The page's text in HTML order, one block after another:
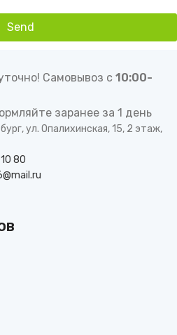
Send
Самовывоз с 10:00-
заранее за 1 день
ул. Опалихинская, 15, 2 этаж,
80